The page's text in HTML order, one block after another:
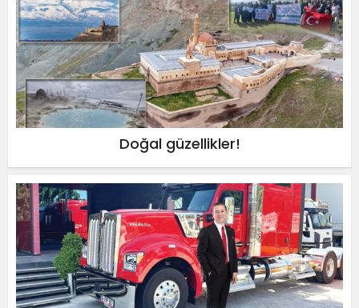
Doğal güzellikler!